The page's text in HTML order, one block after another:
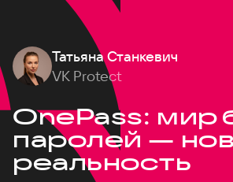
Татьяна Станкевич
VK Protect
OnePass: мир
паролей —
реальность